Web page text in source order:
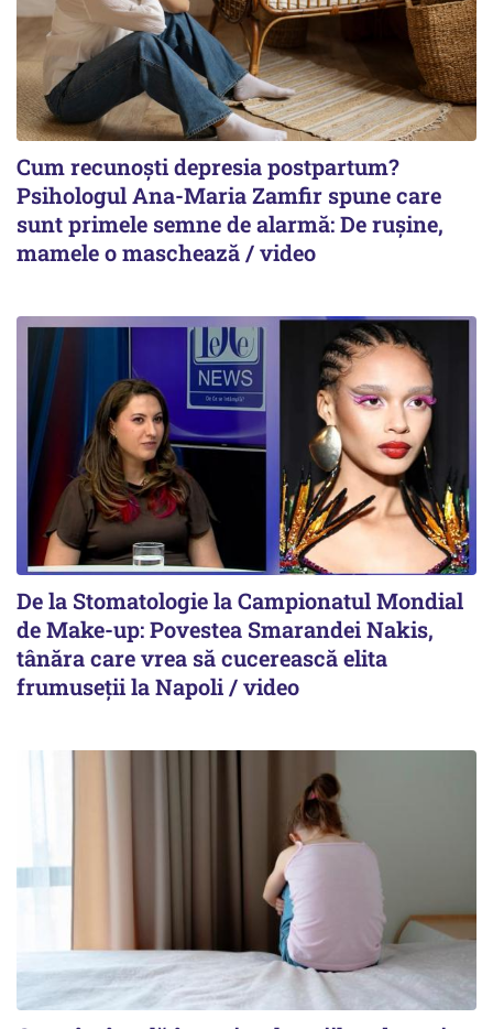
Cum recunoști depresia postpartum?
Psihologul Ana-Maria Zamfir spune care
sunt primele semne de alarmă: De rușine,
mamele o maschează / video
De la Stomatologie la Campionatul Mondial
de Make-up: Povestea Smarandei Nakis,
tânăra care vrea să cucerească elita
frumuseții la Napoli / video